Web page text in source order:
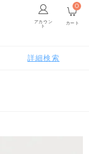
アカウン
ト カート
0
詳細検索